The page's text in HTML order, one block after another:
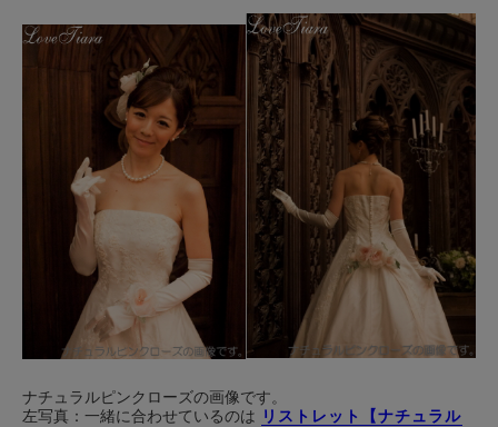
ナチュラルピンクローズの画像です。
左写真：一緒に合わせているのは リストレット【ナチュラル